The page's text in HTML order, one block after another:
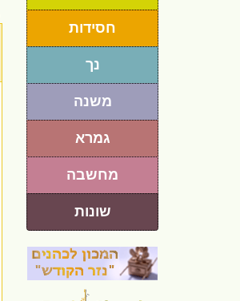
חסידות
נך
משנה
גמרא
מחשבה
שונות